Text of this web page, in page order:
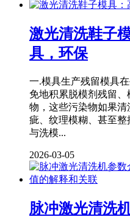
激光清洗鞋子
具，环保
一.模具生产残留模具
免地积累脱模剂残留
物，这些污染物如果
疵、纹理模糊、甚至
与洗模...
2026-03-05
脉冲激光清洗